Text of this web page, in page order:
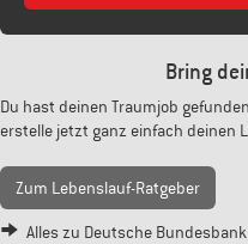
Bring
Du hast deinen Traumjob
erstelle jetzt ganz einfach deinen
Zum Lebenslauf-Ratgeber
Alles zu Deutsche Bundesbank